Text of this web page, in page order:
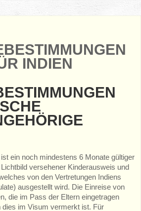
INDIEN
ein noch mindestens 6 Monate gültiger
versehener Kinderausweis und
von den Vertretungen Indiens
ausgestellt wird. Die Einreise von
die im Pass der Eltern eingetragen
im Visum vermerkt ist. Für